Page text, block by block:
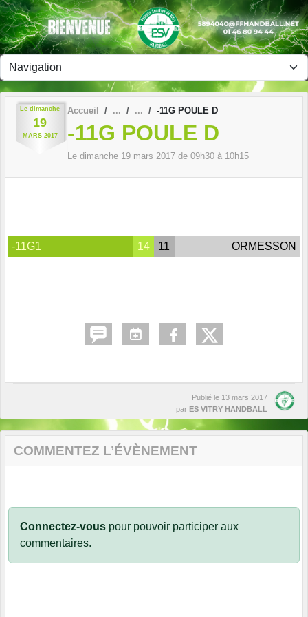
Le dimanche
19
MARS 2017
Accueil -11G POULE D
-11G POULE D
Le dimanche 19 mars 2017 de 09h30 à 10h15
-11G1 14 11 ORMESSON
Publié le 13 mars 2017
par ES VITRY HANDBALL
COMMENTEZ L’ÉVÈNEMENT
Connectez-vous pour pouvoir participer aux
commentaires.
Panneau de gestion des cookies